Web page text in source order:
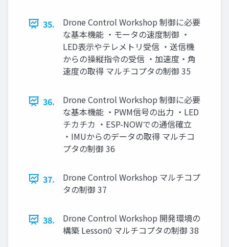
35.
Drone Control Workshop 制御に必要
な基本機能 ・モータの速度制御 ・
LED表⽰やテレメトリ受信 ・送信機
からの操縦指令の受信 ・加速度・⾓
速度の取得 マルチコプタの制御 35
36.
Drone Control Workshop 制御に必要
な基本機能 ・PWM信号の出⼒ ・LED
チカチカ ・ESP-NOWでの通信確⽴
・IMUからのデータの取得 マルチコ
プタの制御 36
37.
Drone Control Workshop マルチコプ
タの制御 37
38.
Drone Control Workshop 開発環境の
構築 Lesson0 マルチコプタの制御 38